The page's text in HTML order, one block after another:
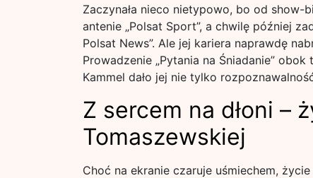
Zaczynała nieco nietypowo, bo od show-
antenie „Polsat Sport”, a chwilę później
Polsat News”. Ale jej kariera naprawdę
Prowadzenie „Pytania na Śniadanie”
Kammel dało jej nie tylko
Z sercem na dłoni –
Tomaszewskiej
Choć na ekranie czaruje uśmiechem,